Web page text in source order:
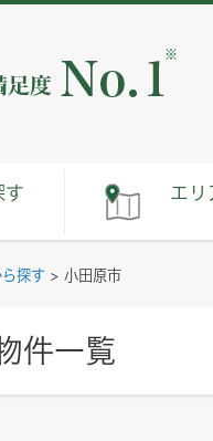
※
す エリ
探す > 小田原市
件一覧